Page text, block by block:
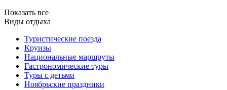
Показать все
Виды отдыха
Туристические поезда
Круизы
Национальные маршруты
Гастрономические туры
Туры с детьми
Ноябрьские праздники